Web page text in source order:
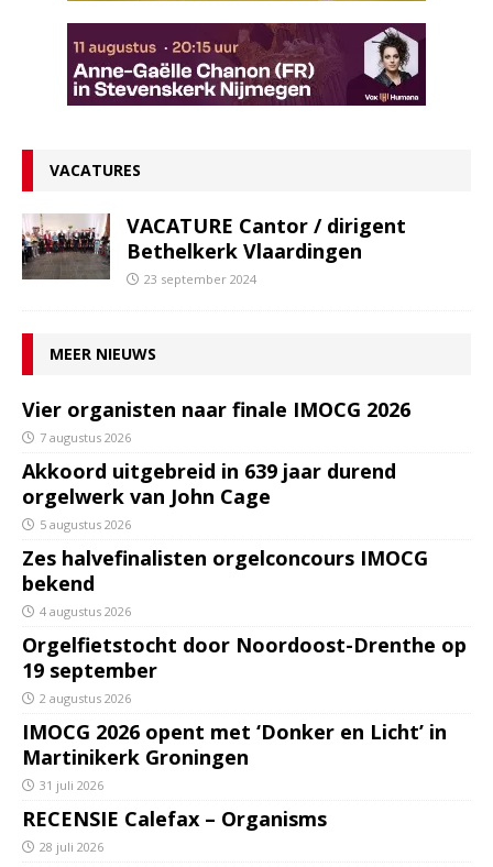
VACATURES
VACATURE Cantor / dirigent
Bethelkerk Vlaardingen
23 september 2024
MEER NIEUWS
Vier organisten naar finale IMOCG 2026
7 augustus 2026
Akkoord uitgebreid in 639 jaar durend
orgelwerk van John Cage
5 augustus 2026
Zes halvefinalisten orgelconcours IMOCG
bekend
4 augustus 2026
Orgelfietstocht door Noordoost-Drenthe op
19 september
2 augustus 2026
IMOCG 2026 opent met ‘Donker en Licht’ in
Martinikerk Groningen
31 juli 2026
RECENSIE Calefax – Organisms
28 juli 2026